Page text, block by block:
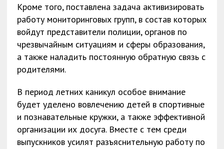
Кроме того, поставлена задача активизировать
работу мониторинговых групп, в состав которых
войдут представители полиции, органов по
чрезвычайным ситуациям и сферы образования,
а также наладить постоянную обратную связь с
родителями.
В период летних каникул особое внимание
будет уделено вовлечению детей в спортивные
и познавательные кружки, а также эффективной
организации их досуга. Вместе с тем среди
выпускников усилят разъяснительную работу по